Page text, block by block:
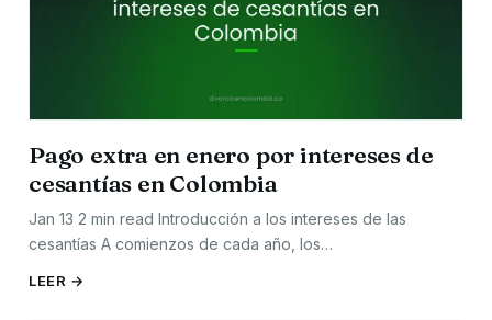
Pago extra en enero por intereses de
cesantías en Colombia
Jan 13 2 min read Introducción a los intereses de las
cesantías A comienzos de cada año, los…
LEER →